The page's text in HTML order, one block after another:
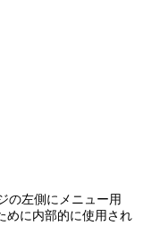
の左側にメニュー用
めに内部的に使用され